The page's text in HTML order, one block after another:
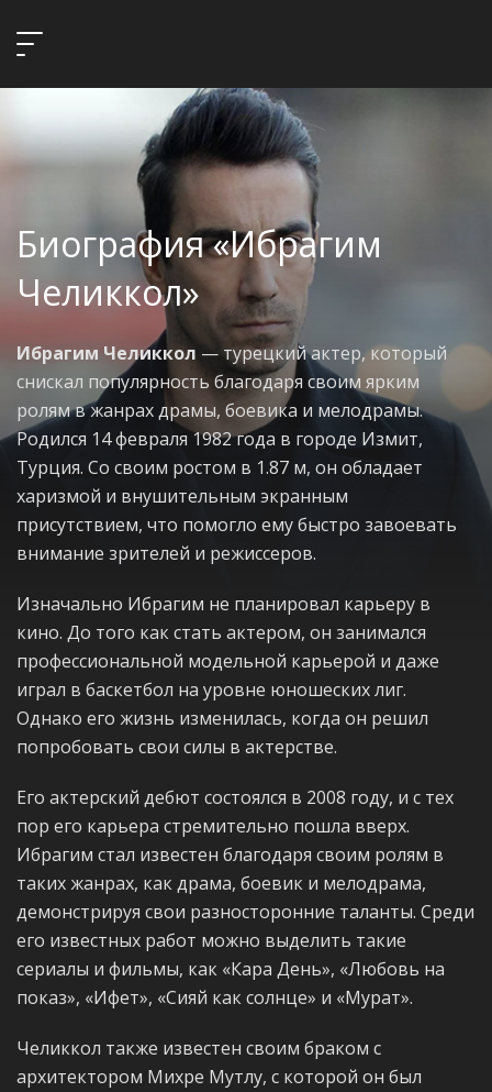
Биография «Ибрагим
Челиккол»
Ибрагим Челиккол — турецкий актер, который
снискал популярность благодаря своим ярким
ролям в жанрах драмы, боевика и мелодрамы.
Родился 14 февраля 1982 года в городе Измит,
Турция. Со своим ростом в 1.87 м, он обладает
харизмой и внушительным экранным
присутствием, что помогло ему быстро завоевать
внимание зрителей и режиссеров.
Изначально Ибрагим не планировал карьеру в
кино. До того как стать актером, он занимался
профессиональной модельной карьерой и даже
играл в баскетбол на уровне юношеских лиг.
Однако его жизнь изменилась, когда он решил
попробовать свои силы в актерстве.
Его актерский дебют состоялся в 2008 году, и с тех
пор его карьера стремительно пошла вверх.
Ибрагим стал известен благодаря своим ролям в
таких жанрах, как драма, боевик и мелодрама,
демонстрируя свои разносторонние таланты. Среди
его известных работ можно выделить такие
сериалы и фильмы, как «Кара День», «Любовь на
показ», «Ифет», «Сияй как солнце» и «Мурат».
Челиккол также известен своим браком с
архитектором Михре Мутлу, с которой он был